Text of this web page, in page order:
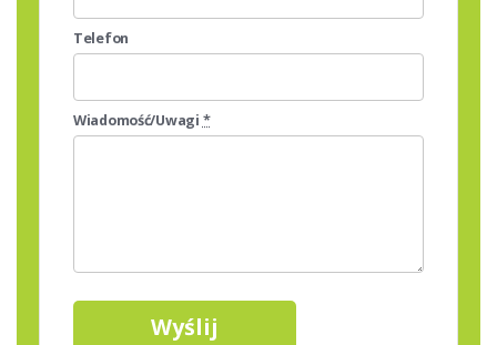
Telefon
Wiadomość/Uwagi *